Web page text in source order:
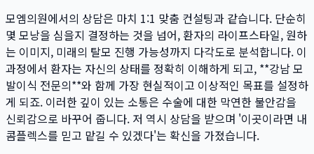
모엠의원에서의 상담은 마치 1:1 맞춤 컨설팅과 같습니다. 단순히
몇 모낭을 심을지 결정하는 것을 넘어, 환자의 라이프스타일, 원하
는 이미지, 미래의 탈모 진행 가능성까지 다각도로 분석합니다. 이
과정에서 환자는 자신의 상태를 정확히 이해하게 되고, **강남 모
발이식 전문의**와 함께 가장 현실적이고 이상적인 목표를 설정하
게 되죠. 이러한 깊이 있는 소통은 수술에 대한 막연한 불안감을
신뢰감으로 바꾸어 줍니다. 저 역시 상담을 받으며 '이곳이라면 내
콤플렉스를 믿고 맡길 수 있겠다'는 확신을 가졌습니다.